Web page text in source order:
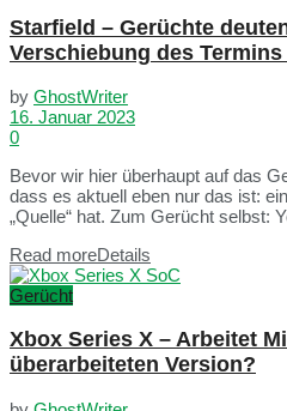
Starfield – Gerüchte
Verschiebung des Termins
by GhostWriter
16. Januar 2023
0
Bevor wir hier überhaupt auf das
dass es aktuell eben nur das ist:
„Quelle“ hat. Zum Gerücht selbst:
Read moreDetails
Gerücht
Xbox Series X – Arbeitet
überarbeiteten Version?